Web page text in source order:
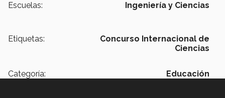
Escuelas: Ingeniería y Ciencias
Etiquetas:
Concurso Internacional de
Ciencias
Categoría: Educación